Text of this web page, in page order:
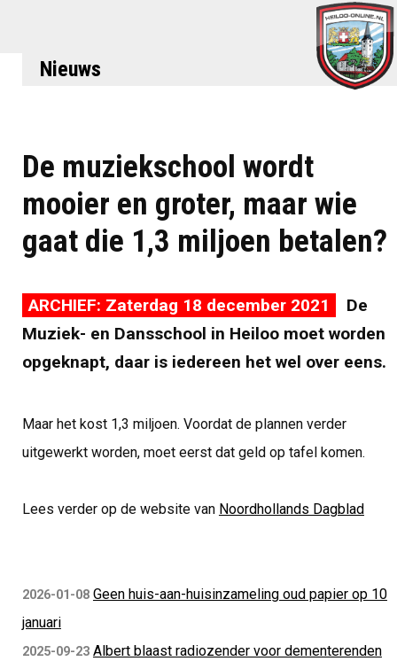
Nieuws
De muziekschool wordt
mooier en groter, maar wie
gaat die 1,3 miljoen betalen?
ARCHIEF: Zaterdag 18 december 2021
De
Muziek- en Dansschool in Heiloo moet worden
opgeknapt, daar is iedereen het wel over eens.
Maar het kost 1,3 miljoen. Voordat de plannen verder
uitgewerkt worden, moet eerst dat geld op tafel komen.
Lees verder op de website van Noordhollands Dagblad
2026-01-08 Geen huis-aan-huisinzameling oud papier op 10
januari
2025-09-23 Albert blaast radiozender voor dementerenden